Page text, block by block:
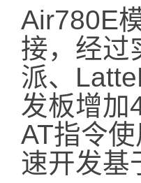
Air780E
接，经过
派、
发板增加
AT指令
速开发基